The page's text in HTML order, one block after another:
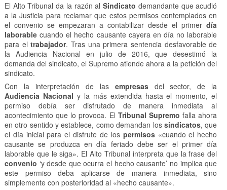
El Alto Tribunal da la razón alSindicato demandante que acudió
a la Justicia para reclamar que estos permisos contemplados en
el convenio se empezaran a contabilizar desde el primerdía
laborablecuando el hecho causante cayera en día no laborable
para eltrabajador. Tras una primera sentencia desfavorable de
la Audiencia Nacional en julio de 2016, que desestimó la
demanda del sindicato, el Supremo atiende ahora a la petición del
sindicato.
Con la interpretación de las empresasdel sector, de la
Audiencia Nacional y la más extendida hasta el momento, el
permiso debía ser disfrutado de manera inmediata al
acontecimiento que lo provoca. El Tribunal Supremo falla ahora
en otro sentido y establece, como demandan los sindicatos, que
el día inicial para el disfrute de los permisos«cuando el hecho
causante se produzca en día feriado debe ser el primer día
laborable que le siga». El Alto Tribunal interpreta que la frase del
convenio ‘y desde que ocurra el hecho causante’ no implica que
este permiso deba aplicarse de manera inmediata, sino
simplemente con posterioridad al «hecho causante».